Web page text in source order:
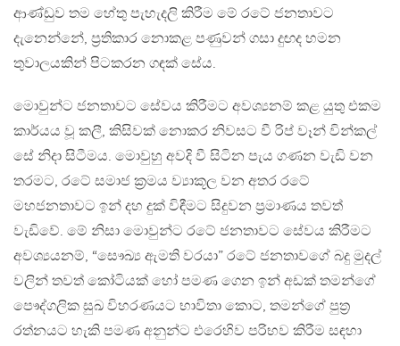
ආණ්ඩුව තම හේතු පැහැදලි කිරීම මේ රටේ ජනතාවට
දැනෙන්නේ, ප්‍රතිකාර නොකළ පණුවන් ගසා දුඟද හමන
තුවාලයකින් පිටකරන ගඳක් සේය.
මොවුන්ට ජනතාවට සේවය කිරීමට අවශ්‍යනම් කළ යුතු එකම
කාර්යය වූ කලී, කිසිවක් නොකර නිවසට වී රිප් වෑන් වින්කල්
සේ නිදා සිටීමය. මොවුහු අවදි වී සිටින පැය ගණන වැඩි වන
තරමට, රටේ සමාජ ක්‍රමය ව්‍යාකූල වන අතර රටේ
මහජනතාවට ඉන් දහ දුක් විඳීමට සිදුවන ප්‍රමාණය තවත්
වැඩිවේ. මේ නිසා මොවුන්ට රටේ ජනතාවට සේවය කිරීමට
අවශ්‍යයනම්, “සෞඛ්‍ය ඇමති වරයා” රටේ ජනතාවගේ බදු මුදල්
වලින් තවත් කෝටියක් හෝ පමණ ගෙන ඉන් අඩක් තමන්ගේ
පෞද්ගලික සුඛ විහරණයට භාවිතා කොට, තමන්ගේ පුත්‍ර
රත්නයට හැකි පමණ අනුන්ට එරෙහිව පරිභව කිරීම සඳහා